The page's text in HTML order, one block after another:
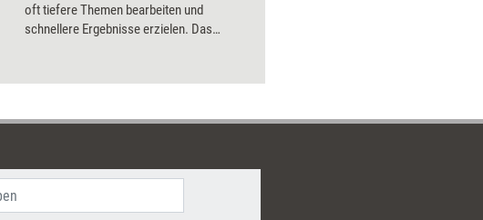
oft tiefere Themen bearbeiten und
schnellere Ergebnisse erzielen. Das